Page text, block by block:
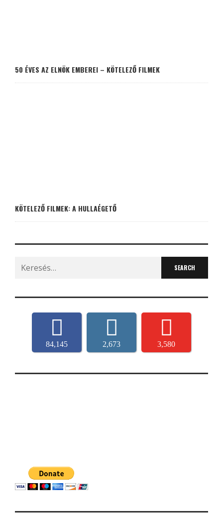
50 ÉVES AZ ELNÖK EMBEREI – KÖTELEZŐ FILMEK
KÖTELEZŐ FILMEK: A HULLAÉGETŐ
Search
for:
84,145 2,673 3,580